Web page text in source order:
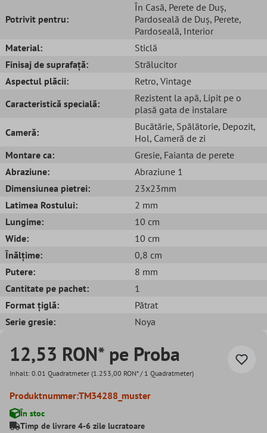
Potrivit pentru:
În Casă, Perete de Duș,
Pardoseală de Duș, Perete,
Pardoseală, Interior
Material:
Sticlă
Finisaj de suprafață:
Strălucitor
Aspectul plăcii:
Retro, Vintage
Caracteristică specială:
Rezistent la apă, Lipit pe o
plasă gata de instalare
Cameră:
Bucătărie, Spălătorie, Depozit,
Hol, Cameră de zi
Montare ca:
Gresie, Faianta de perete
Abraziune:
Abraziune 1
Dimensiunea pietrei:
23x23mm
Latimea Rostului:
2 mm
Lungime:
10 cm
Wide:
10 cm
Înălțime:
0,8 cm
Putere:
8 mm
Cantitate pe pachet:
1
Format țiglă:
Pătrat
Serie gresie:
Noya
12,53 RON* pe Proba
Inhalt: 0.01 Quadratmeter (1.253,00 RON* / 1 Quadratmeter)
Produktnummer:TM34288_muster
În stoc
Timp de livrare 4-6 zile lucratoare